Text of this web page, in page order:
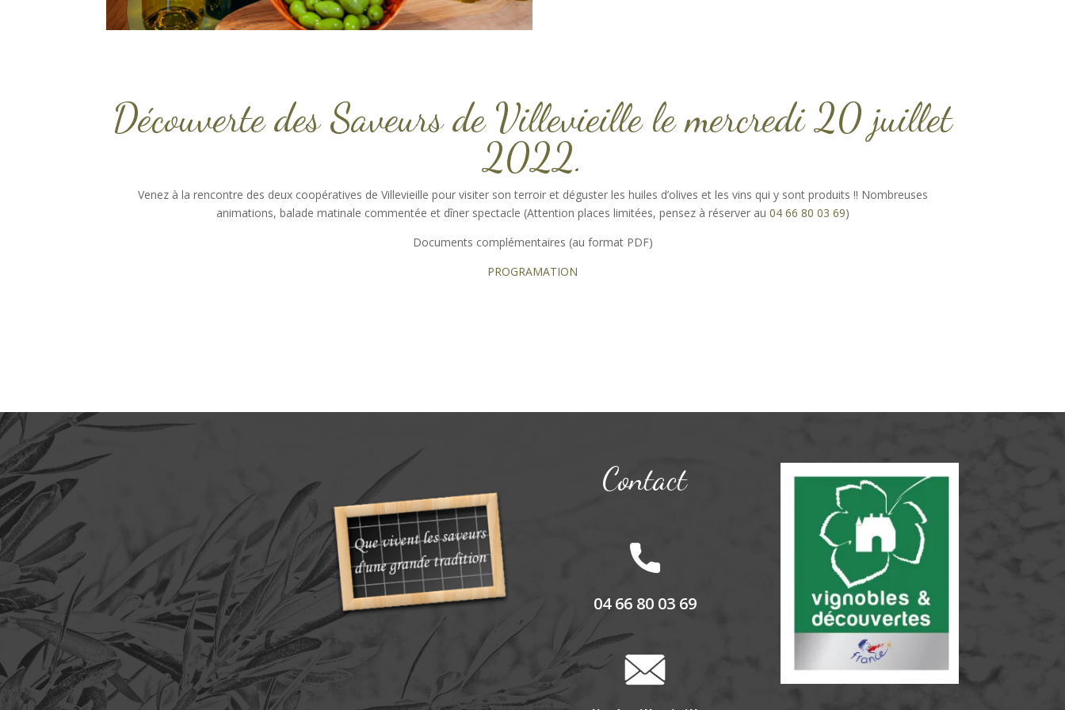
Découverte des Saveurs de Villevieille le mercredi 20 juillet
2022.
Venez à la rencontre des deux coopératives de Villevieille pour visiter son terroir et déguster les huiles d’olives et les vins qui y sont produits !! Nombreuses
animations, balade matinale commentée et dîner spectacle (Attention places limitées, pensez à réserver au 04 66 80 03 69)
Documents complémentaires (au format PDF)
PROGRAMATION
Contact
04 66 80 03 69